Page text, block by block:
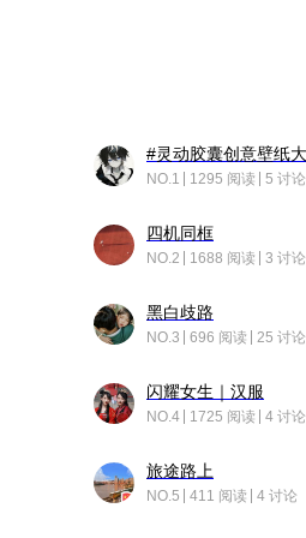
NO.1 1295 阅读 5 讨论
四机同框
NO.2 1688 阅读 3 讨论
黑白歧路
NO.3 696 阅读 25 讨论
闪耀女生｜汉服
NO.4 1725 阅读 4 讨论
旅途路上
NO.5 411 阅读 4 讨论